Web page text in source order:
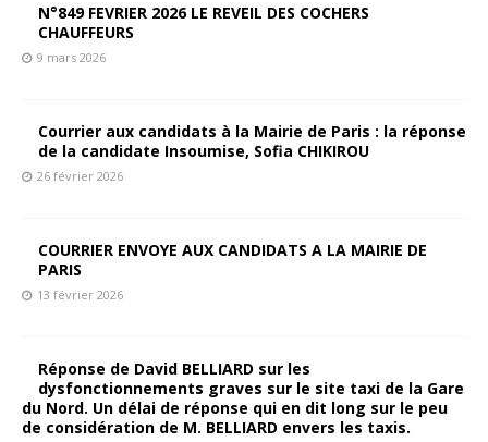
N°849 FEVRIER 2026 LE REVEIL DES COCHERS
CHAUFFEURS
9 mars 2026
Courrier aux candidats à la Mairie de Paris : la réponse
de la candidate Insoumise, Sofia CHIKIROU
26 février 2026
COURRIER ENVOYE AUX CANDIDATS A LA MAIRIE DE
PARIS
13 février 2026
Réponse de David BELLIARD sur les
dysfonctionnements graves sur le site taxi de la Gare
du Nord. Un délai de réponse qui en dit long sur le peu
de considération de M. BELLIARD envers les taxis.